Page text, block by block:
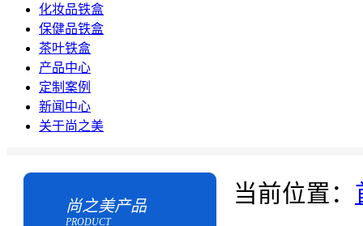
化妆品铁盒
保健品铁盒
茶叶铁盒
产品中心
定制案例
新闻中心
关于尚之美
当前位置：
尚之美产品
PRODUCT